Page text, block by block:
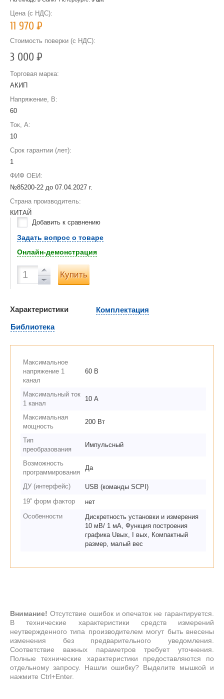
Цена (с НДС):
11 970Р
Стоимость поверки (с НДС):
3 000Р
Торговая марка:
АКИП
Напряжение, В:
60
Ток, А:
10
Срок гарантии (лет):
1
ФИФ ОЕИ:
№85200-22 до 07.04.2027 г.
Страна производитель:
КИТАЙ
Добавить к сравнению
Задать вопрос о товаре
Онлайн-демонстрация
Купить
Характеристики
Комплектация
Библиотека
Максимальное
напряжение 1
канал
60 В
Максимальный ток
1 канал
10 А
Максимальная
мощность
200 Вт
Тип
преобразования
Импульсный
Возможность
программирования
Да
ДУ (интерфейс)
USB (команды SCPI)
19” форм фактор
нет
Особенности
Дискретность установки и измерения
10 мВ/ 1 мА, Функция построения
графика Uвых, I вых, Компактный
размер, малый вес
Внимание! Отсутствие ошибок и опечаток не гарантируется.
В технические характеристики средств измерений
неутвержденного типа производителем могут быть внесены
изменения без предварительного уведомления.
Соответствие важных параметров требует уточнения.
Полные технические характеристики предоставляются по
отдельному запросу. Нашли ошибку? Выделите мышкой и
нажмите Ctrl+Enter.